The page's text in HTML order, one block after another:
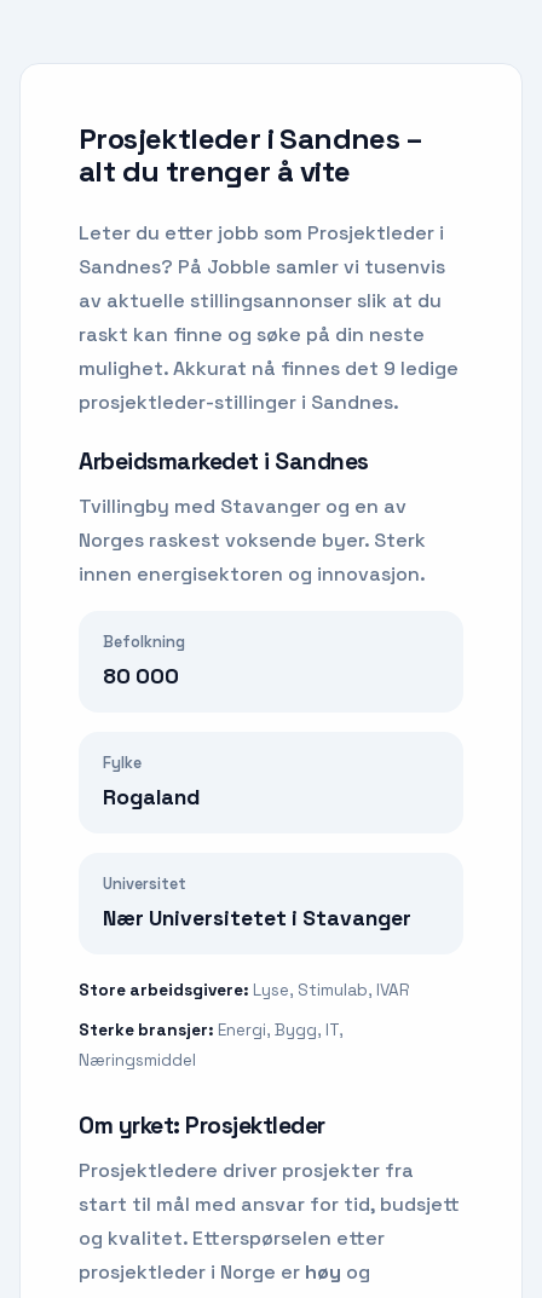
Prosjektleder i Sandnes –
alt du trenger å vite
Leter du etter jobb som Prosjektleder i
Sandnes? På Jobble samler vi tusenvis
av aktuelle stillingsannonser slik at du
raskt kan finne og søke på din neste
mulighet.Akkurat nå finnes det 9 ledige
prosjektleder-stillinger i Sandnes.
Arbeidsmarkedet i Sandnes
Tvillingby med Stavanger og en av
Norges raskest voksende byer. Sterk
innen energisektoren og innovasjon.
Befolkning
80 000
Fylke
Rogaland
Universitet
Nær Universitetet i Stavanger
Store arbeidsgivere: Lyse, Stimulab, IVAR
Sterke bransjer: Energi, Bygg, IT,
Næringsmiddel
Om yrket: Prosjektleder
Prosjektledere driver prosjekter fra
start til mål med ansvar for tid, budsjett
og kvalitet. Etterspørselen etter
prosjektleder i Norge er høy og